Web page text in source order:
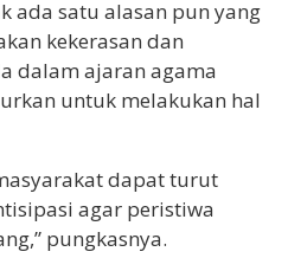
ada satu alasan pun yang
kekerasan dan
dalam ajaran agama
untuk melakukan hal
dapat turut
agar peristiwa
pungkasnya.